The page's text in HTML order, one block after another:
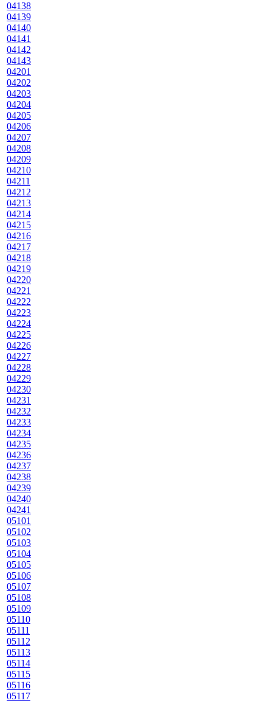
04138
04139
04140
04141
04142
04143
04201
04202
04203
04204
04205
04206
04207
04208
04209
04210
04211
04212
04213
04214
04215
04216
04217
04218
04219
04220
04221
04222
04223
04224
04225
04226
04227
04228
04229
04230
04231
04232
04233
04234
04235
04236
04237
04238
04239
04240
04241
05101
05102
05103
05104
05105
05106
05107
05108
05109
05110
05111
05112
05113
05114
05115
05116
05117